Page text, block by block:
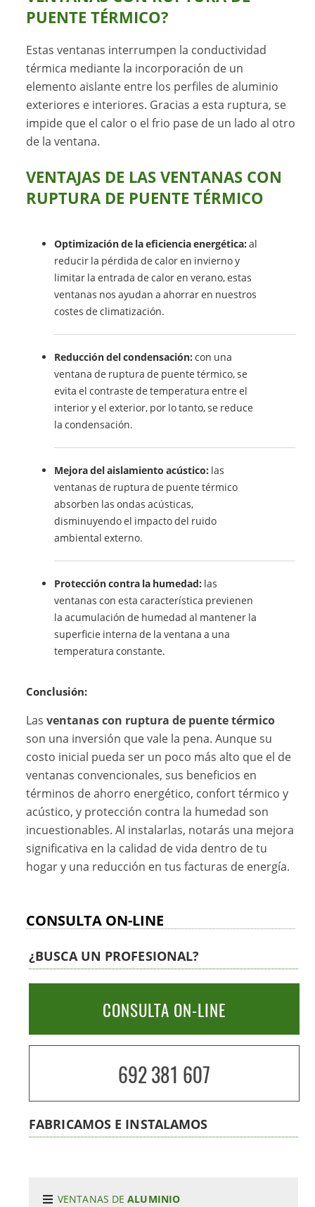
PUENTE TÉRMICO?
Estas ventanas interrumpen la conductividad
térmica mediante la incorporación de un
elemento aislante entre los perfiles de aluminio
exteriores e interiores. Gracias a esta ruptura, se
impide que el calor o el frio pase de un lado al otro
de la ventana.
VENTAJAS DE LAS VENTANAS CON
RUPTURA DE PUENTE TÉRMICO
Optimización de la eficiencia energética: al
reducir la pérdida de calor en invierno y
limitar la entrada de calor en verano, estas
ventanas nos ayudan a ahorrar en nuestros
costes de climatización.
Reducción del condensación: con una
ventana de ruptura de puente térmico, se
evita el contraste de temperatura entre el
interior y el exterior, por lo tanto, se reduce
la condensación.
Mejora del aislamiento acústico: las
ventanas de ruptura de puente térmico
absorben las ondas acústicas,
disminuyendo el impacto del ruido
ambiental externo.
Protección contra la humedad: las
ventanas con esta característica previenen
la acumulación de humedad al mantener la
superficie interna de la ventana a una
temperatura constante.
Conclusión:
Lasventanas con ruptura de puente térmico
son una inversión que vale la pena. Aunque su
costo inicial pueda ser un poco más alto que el de
ventanas convencionales, sus beneficios en
términos de ahorro energético, confort térmico y
acústico, y protección contra la humedad son
incuestionables. Al instalarlas, notarás una mejora
significativa en la calidad de vida dentro de tu
hogar y una reducción en tus facturas de energía.
CONSULTA ON-LINE
¿BUSCA UN PROFESIONAL?
CONSULTA ON-LINE
692 381 607
FABRICAMOS E INSTALAMOS
VENTANAS DEALUMINIO